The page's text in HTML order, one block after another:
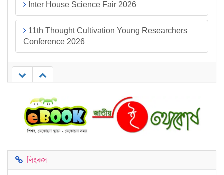
Inter House Science Fair 2026
11th Thought Cultivation Young Researchers
Conference 2026
লিংকস